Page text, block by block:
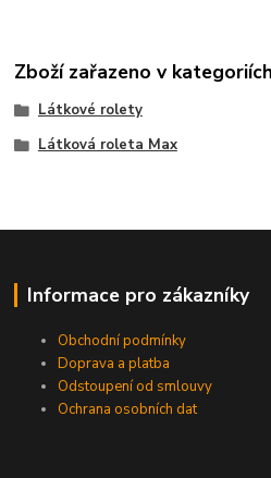
Zboží zařazeno v kategoriích
Látkové rolety
Látková roleta Max
Informace pro zákazníky
Obchodní podmínky
Doprava a platba
Odstoupení od smlouvy
Ochrana osobních dat